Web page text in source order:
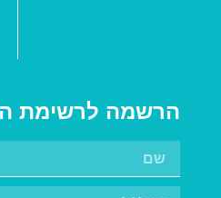
הרשמה לרשימת